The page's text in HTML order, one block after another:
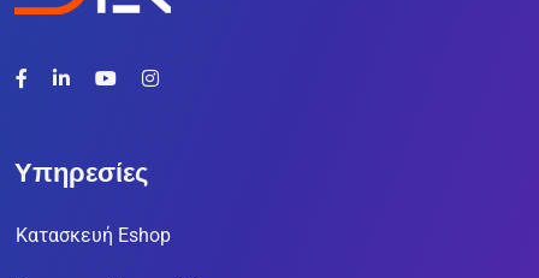
Υπηρεσίες
Κατασκευή Eshop